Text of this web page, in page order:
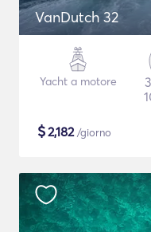
VanDutch 32
Yacht a motore
$2,182/giorno